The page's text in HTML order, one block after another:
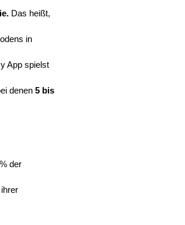
Das heißt,
in
App spielst
denen 5 bis
der